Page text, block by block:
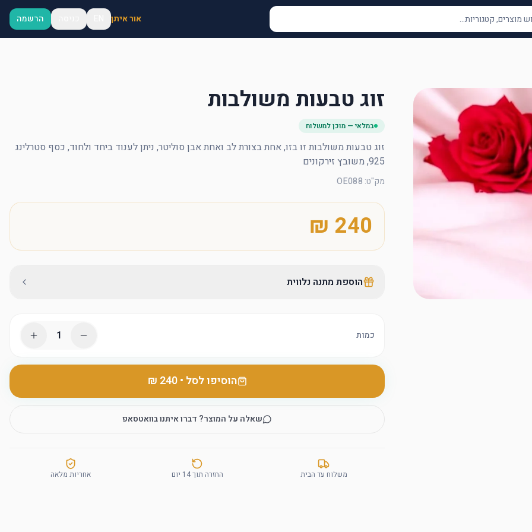
אור איתן הרשמה
זוג טבעות משולבות
במלאי — מוכן למשלוח
925, משובץ זירקונים
מק"ט:
OE088
הוספת מתנה נלווית
כמות 1
הוסיפו לסל •
‏240 ₪
שאלה על המוצר? דברו איתנו בוואטסאפ
משלוח עד הבית החזרה תוך 14 יום אחריות מלאה